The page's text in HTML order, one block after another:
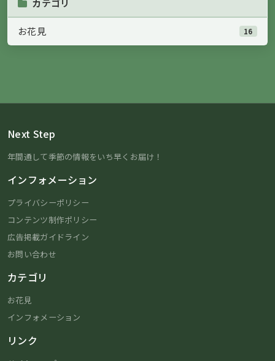
カテゴリ
お花見 16
Next Step
年間通して季節の情報をいち早くお届け！
インフォメーション
プライバシーポリシー
コンテンツ制作ポリシー
広告掲載ガイドライン
お問い合わせ
カテゴリ
お花見
インフォメーション
リンク